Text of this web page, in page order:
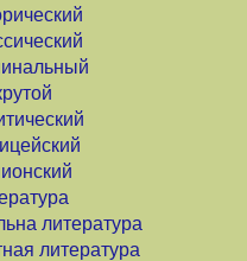
литература
литература